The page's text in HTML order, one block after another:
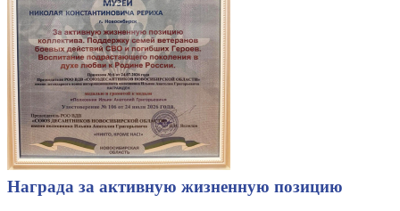
Награда за активную жизненную позицию